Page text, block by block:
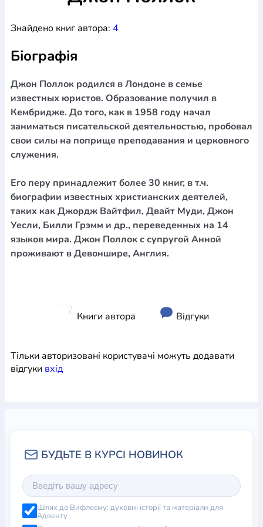
Шлюб і сім`я Юдаїзм
ПеріодикаАудіо Ручки кулькові
БлокнотиЩоденники / щотижневики
Навчальні мапи Шкіряні виробиМагнітиМеталеві
виробиМіні-лампиНаклейкиНастільні ігриПакети
подарунковіПлакатиПластмасові виробиХустки
Подарункові карткиРозвиваючі ігри РепринтиСвічки
Головні убори
Календарі
Канцелярскі товари
Комп`ютерні ігри
ЛистівкиСувенирна продукція
Книга в комплекті
За додатковою інформацією дзвоніть за номером:
(097) 880-6379
Ми у Facebook
Знайдено книг автора: 4
Біографія
Джон Поллок родился в Лондоне в семье
известных юристов. Образование получил в
Кембридже. До того, как в 1958 году начал
заниматься писательской деятельностью, пробовал
свои силы на поприще преподавания и церковного
служения.
Его перу принадлежит более 30 книг, в т.ч.
биографии известных христианских деятелей,
таких как Джордж Вайтфил, Двайт Муди, Джон
Уесли, Билли Грэмм и др., переведенных на 14
языков мира. Джон Поллок с супругой Анной
проживают в Девоншире, Англия.
Книги автора Відгуки
Тільки авторизовані користувачі можуть додавати
відгуки вхiд
Шлях до Вифлеєму: духовні історії та матеріали для
Адвенту